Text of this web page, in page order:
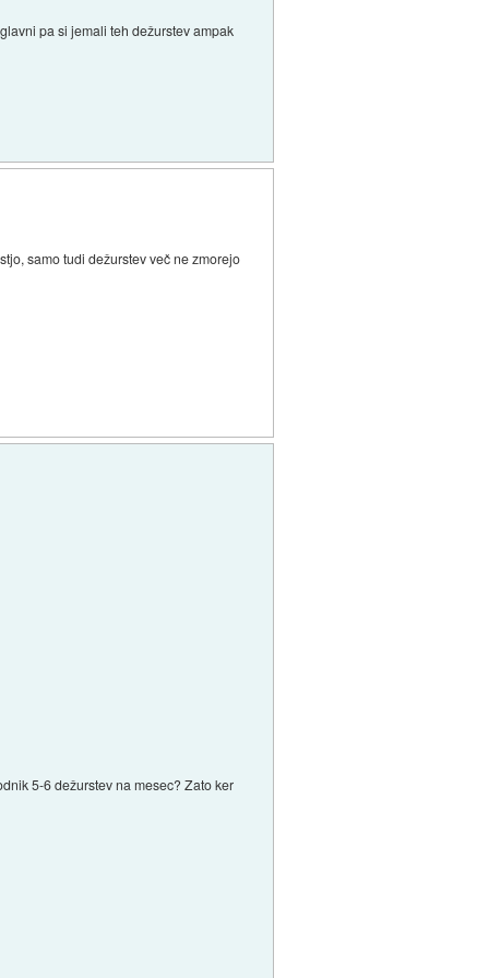
pa si jemali teh dežurstev ampak
samo tudi dežurstev več ne zmorejo
5-6 dežurstev na mesec? Zato ker